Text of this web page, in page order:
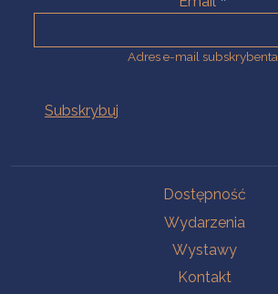
Adres e-mail subskrybenta.
Dostępność
Wydarzenia
Wystawy
Kontakt